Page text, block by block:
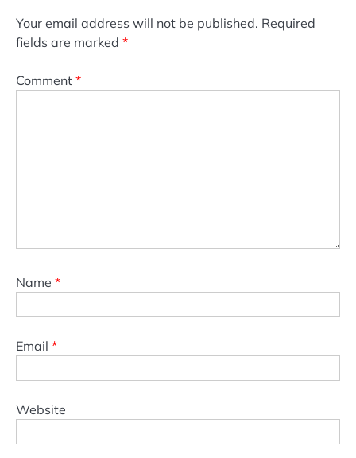
Your email address will not be published. Required
fields are marked *
Comment *
Name *
Email *
Website